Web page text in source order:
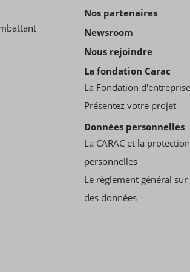
Nos partenaires
Newsroom
Nous rejoindre
La fondation Carac
La Fondation d'entreprise
Présentez votre projet
Données personnelles
La CARAC et la
personnelles
Le règlement général
des données